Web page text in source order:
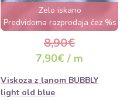
Zelo iskano
Predvidoma razprodaja čez %s
dan
8,90€
7,90€ / m
Viskoza z lanom BUBBLY
light old blue